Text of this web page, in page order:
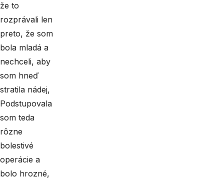
že to
rozprávali len
preto, že som
bola mladá a
nechceli, aby
som hneď
stratila nádej,
Podstupovala
som teda
rôzne
bolestivé
operácie a
bolo hrozné,